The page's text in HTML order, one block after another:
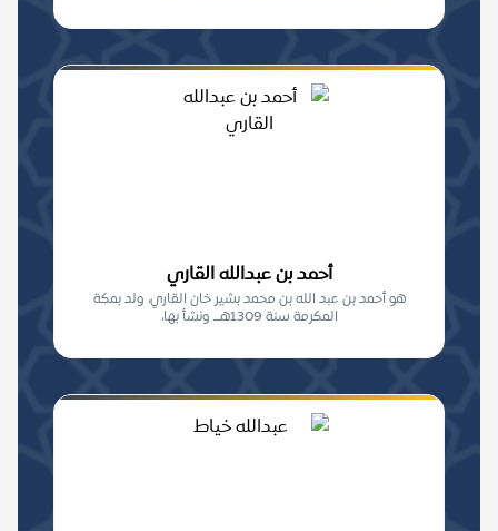
أحمد بن عبدالله القاري
هو أحمد بن عبد الله بن محمد بشير خان القاري، ولد بمكة
المكرمة سنة 1309هـــ ونشأ بها،